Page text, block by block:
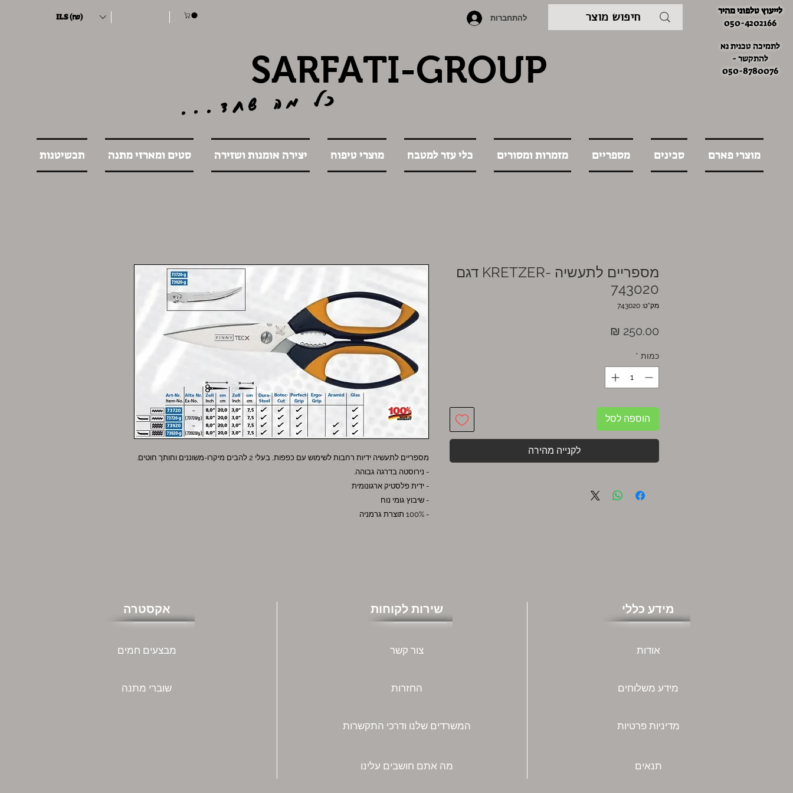
לייעוץ טלפוני מהיר
050-4202166
לתמיכה טכנית נא
להתקשר -
050-8780076
ILS (₪) להתחברות
SARFATI-GROUP
כל מה שחד...
מוצרי פארם סכינים מספריים מזמרות ומסורים כלי עזר למטבח מוצרי טיפוח יצירה אומנות ושזירה סטים ומארזי מתנה תכשיטנות
מספריים לתעשיה ידיות רחבות לשימוש עם כפפות, בעלי 2 להבים מיקרו-משוננים וחותך חוטים.
- נירוסטה בדרגה גבוהה.
- ידית פלסטיק ארגונומית
- שיבוץ גומי נוח
- 100% תוצרת גרמניה
מספריים לתעשיה -KRETZER דגם
743020
מק"ט: 743020
כמות *
הוספה לסל
לקנייה מהירה
אקסטרה
מבצעים חמים
שוברי מתנה
שירות לקוחות
צור קשר
החזרות
המשרדים שלנו ודרכי התקשרות
מה אתם חושבים עלינו
מידע כללי
אודות
מידע משלוחים
מדיניות פרטיות
תנאים